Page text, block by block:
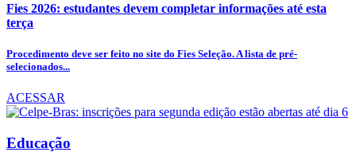
Fies 2026: estudantes devem completar informações até esta
terça
Procedimento deve ser feito no site do Fies Seleção. A lista de pré-
selecionados...
ACESSAR
Educação